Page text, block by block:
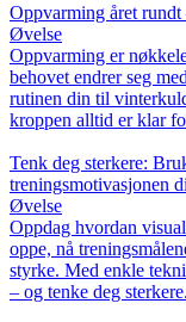
Oppvarming året
Øvelse
Oppvarming er
behovet endrer seg
rutinen din til
kroppen alltid er klar
Tenk deg sterkere:
treningsmotivasjonen
Øvelse
Oppdag hvordan
oppe, nå
styrke. Med enkle
– og tenke deg sterkere.